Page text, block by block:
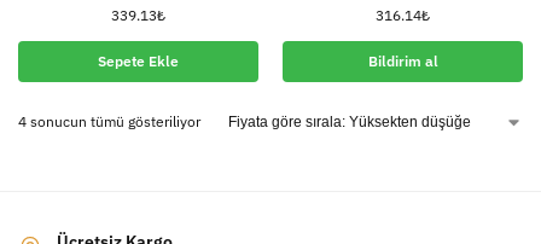
339.13₺
Sepete Ekle
316.14₺
Bildirim al
4 sonucun tümü gösteriliyor